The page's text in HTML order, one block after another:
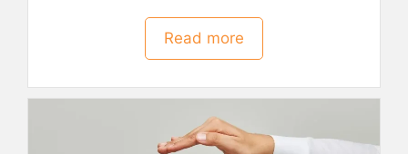
Read more